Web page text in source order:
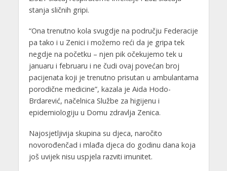
stanja sličnih gripi.
“Ona trenutno kola svugdje na području Federacije
pa tako i u Zenici i možemo reći da je gripa tek
negdje na početku – njen pik očekujemo tek u
januaru i februaru i ne čudi ovaj povećan broj
pacijenata koji je trenutno prisutan u ambulantama
porodične medicine”, kazala je Aida Hodo-
Brdarević, načelnica Službe za higijenu i
epidemiologiju u Domu zdravlja Zenica.
Najosjetljivija skupina su djeca, naročito
novorođenčad i mlađa djeca do godinu dana koja
još uvijek nisu uspjela razviti imunitet.